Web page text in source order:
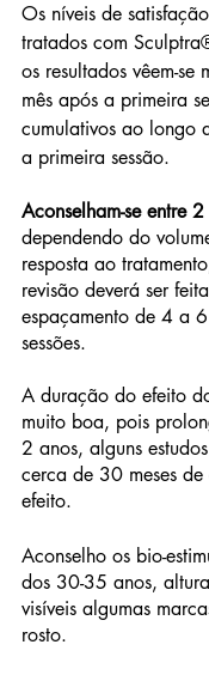
Os níveis de
tratados com
os resultados vêem-se
mês após a primeira
cumulativos ao longo
a primeira sessão.
Aconselham-se entre
dependendo do
resposta ao
revisão deverá ser
espaçamento de 4 a
sessões.
A duração do efeito
muito boa, pois
2 anos, alguns
cerca de 30 meses
efeito.
Aconselho os bio-
dos 30-35 anos,
visíveis algumas
rosto.